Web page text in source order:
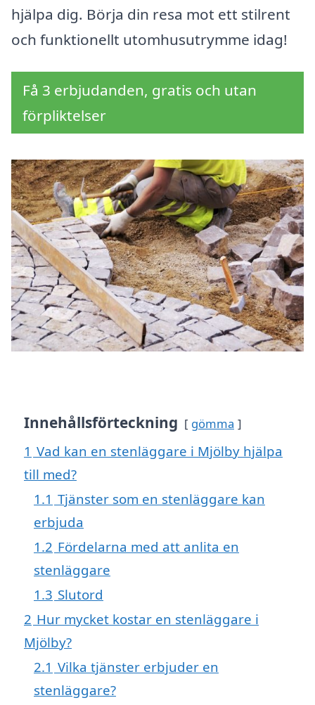
hjälpa dig. Börja din resa mot ett stilrent
och funktionellt utomhusutrymme idag!
Få 3 erbjudanden, gratis och utan
förpliktelser
Innehållsförteckning gömma
1 Vad kan en stenläggare i Mjölby hjälpa
till med?
1.1 Tjänster som en stenläggare kan
erbjuda
1.2 Fördelarna med att anlita en
stenläggare
1.3 Slutord
2 Hur mycket kostar en stenläggare i
Mjölby?
2.1 Vilka tjänster erbjuder en
stenläggare?